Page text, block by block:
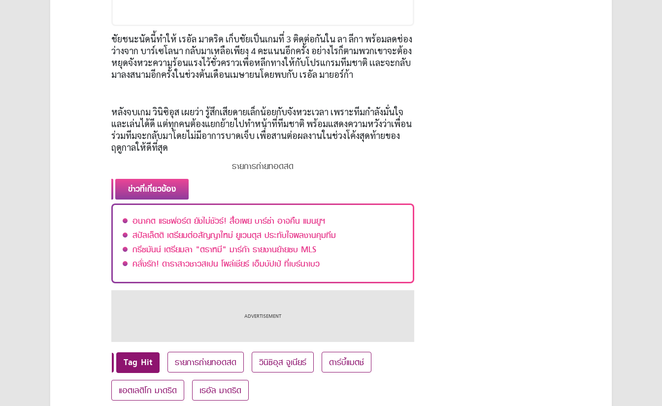
ชัยชนะนัดนี้ทำให้ เรอัล มาดริด เก็บชัยเป็นเกมที่ 3 ติดต่อกันใน ลา ลีกา พร้อมลดช่อง
ว่างจาก บาร์เซโลนา กลับมาเหลือเพียง 4 คะแนนอีกครั้ง อย่างไรก็ตามพวกเขาจะต้อง
หยุดจังหวะความร้อนแรงไว้ชั่วคราวเพื่อหลีกทางให้กับโปรแกรมทีมชาติ เเละจะกลับ
มาลงสนามอีกครั้งในช่วงต้นเดือนเมษายนโดยพบกับ เรอัล มายอร์ก้า
หลังจบเกม วินิซิอุส เผยว่า รู้สึกเสียดายเล็กน้อยกับจังหวะเวลา เพราะทีมกำลังมั่นใจ
และเล่นได้ดี แต่ทุกคนต้องแยกย้ายไปทำหน้าที่ทีมชาติ พร้อมแสดงความหวังว่าเพื่อน
ร่วมทีมจะกลับมาโดยไม่มีอาการบาดเจ็บ เพื่อสานต่อผลงานในช่วงโค้งสุดท้ายของ
ฤดูกาลให้ดีที่สุด
รายการถ่ายทอดสด
ข่าวที่เกี่ยวข้อง
อนาคต แรชฟอร์ด ยังไม่ชัวร์! สื่อเผย บาร์ซ่า อาจคืน แมนยูฯ
สปัลเล็ตติ เตรียมต่อสัญญาใหม่ ยูเวนตุส ประทับใจผลงานคุมทีม
กรีซมันน์ เตรียมลา "ตราหมี" มาร์ก้า รายงานย้ายซบ MLS
คลั่งรัก! ดาราสาวชาวสเปน โผล่เชียร์ เอ็มบัปเป้ ที่เบร์นาเบว
Tag Hit รายการถ่ายทอดสด วินิซิอุส จูเนียร์ ดาร์บี้แมตช์
แอตเลติโก มาดริด เรอัล มาดริด